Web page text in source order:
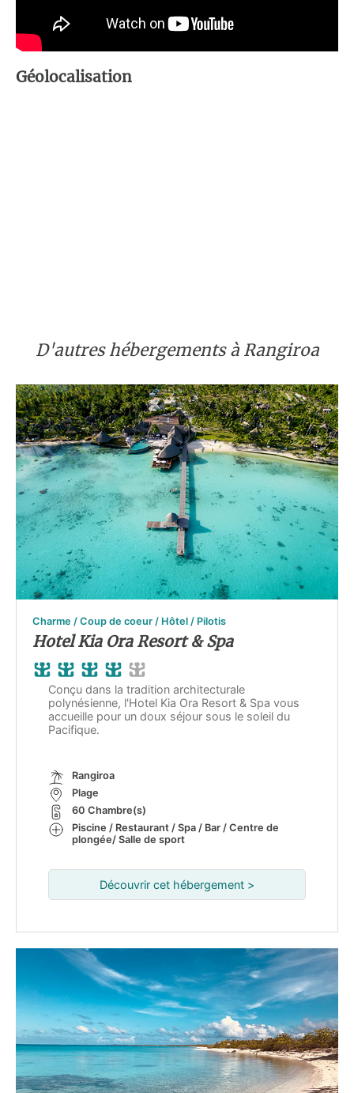
Géolocalisation
D'autres hébergements à Rangiroa
Charme / Coup de coeur / Hôtel / Pilotis
Hotel Kia Ora Resort & Spa
Conçu dans la tradition architecturale
polynésienne, l'Hotel Kia Ora Resort & Spa vous
accueille pour un doux séjour sous le soleil du
Pacifique.
Rangiroa
Plage
60 Chambre(s)
Piscine / Restaurant / Spa / Bar / Centre de
plongée/ Salle de sport
Découvrir cet hébergement >